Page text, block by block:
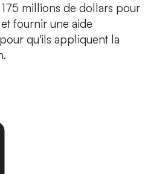
millions de dollars pour
fournir une aide
qu'ils appliquent la